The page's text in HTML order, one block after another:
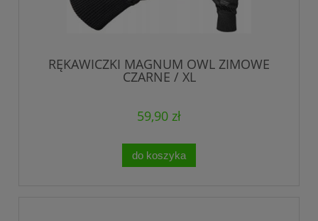
RĘKAWICZKI MAGNUM OWL ZIMOWE
CZARNE / XL
59,90 zł
do koszyka